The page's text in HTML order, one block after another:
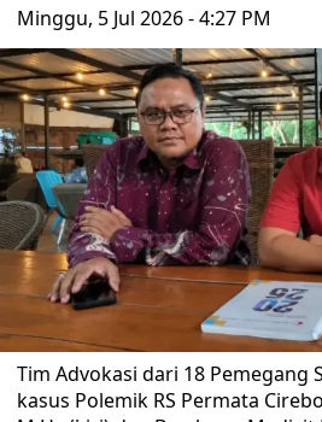
Minggu, 5 Jul 2026 - 4:27 PM
Tim Advokasi dari 18 Pemegang
kasus Polemik RS Permata